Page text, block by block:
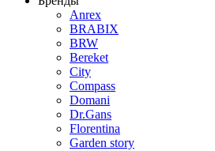
Anrex
BRABIX
BRW
Bereket
City
Compass
Domani
Dr.Gans
Florentina
Garden story